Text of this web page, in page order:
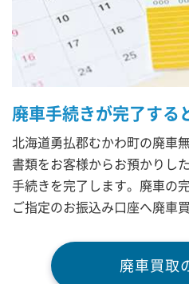
廃車手続きが完了する
北海道勇払郡むかわ町の廃車
書類をお客様からお預かりし
手続きを完了します。廃車の
ご指定のお振込み口座へ廃車
廃車買取